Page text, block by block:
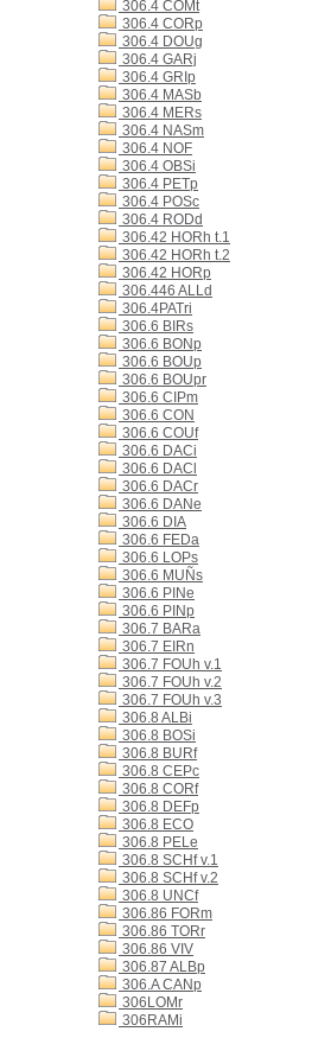
306.4 COMt
306.4 CORp
306.4 DOUg
306.4 GARj
306.4 GRIp
306.4 MASb
306.4 MERs
306.4 NASm
306.4 NOF
306.4 OBSi
306.4 PETp
306.4 POSc
306.4 RODd
306.42 HORh t.1
306.42 HORh t.2
306.42 HORp
306.446 ALLd
306.4PATri
306.6 BIRs
306.6 BONp
306.6 BOUp
306.6 BOUpr
306.6 CIPm
306.6 CON
306.6 COUf
306.6 DACi
306.6 DACl
306.6 DACr
306.6 DANe
306.6 DIA
306.6 FEDa
306.6 LOPs
306.6 MUÑs
306.6 PINe
306.6 PINp
306.7 BARa
306.7 EIRn
306.7 FOUh v.1
306.7 FOUh v.2
306.7 FOUh v.3
306.8 ALBi
306.8 BOSi
306.8 BURf
306.8 CEPc
306.8 CORf
306.8 DEFp
306.8 ECO
306.8 PELe
306.8 SCHf v.1
306.8 SCHf v.2
306.8 UNCf
306.86 FORm
306.86 TORr
306.86 VIV
306.87 ALBp
306.A CANp
306LOMr
306RAMi